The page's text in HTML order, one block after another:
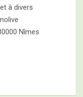
à divers
Nîmes